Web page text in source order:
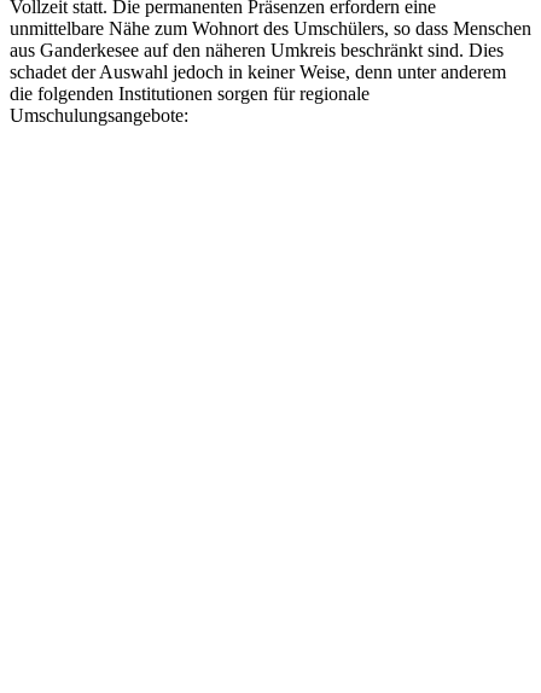
Vollzeit statt. Die permanenten Präsenzen erfordern eine
unmittelbare Nähe zum Wohnort des Umschülers, so dass Menschen
aus Ganderkesee auf den näheren Umkreis beschränkt sind. Dies
schadet der Auswahl jedoch in keiner Weise, denn unter anderem
die folgenden Institutionen sorgen für regionale
Umschulungsangebote: